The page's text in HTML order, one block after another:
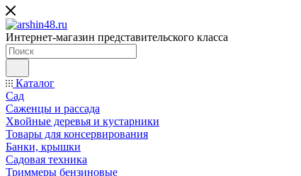
Интернет-магазин представительского класса
Каталог
Сад
Саженцы и рассада
Хвойные деревья и кустарники
Товары для консервирования
Банки, крышки
Садовая техника
Триммеры бензиновые